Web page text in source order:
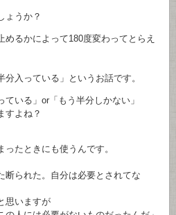
うか？
るかによって180度変わってとらえ
入っている」というお話です。
いる」or「もう半分しかない」
よね？
たときにも使うんです。
られた。自分は必要とされてな
いますが